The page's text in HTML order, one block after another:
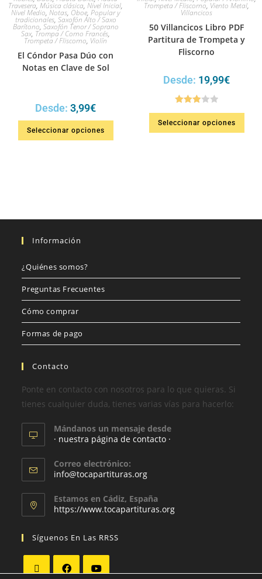
Travesera, Música clásica, Nivel Inicial,
Nivel Medio, Notas, Oboe, Popular y
tradicionales, Saxofón Alto / Saxo
Barítono, Saxofón Tenor / Soprano
Sax, Trompa / Corno Francés,
Trompeta / Fliscorno, Violín
El Cóndor Pasa Dúo con
Notas en Clave de Sol
Desde: 3,99€
Seleccionar opciones
Trompeta / Fliscorno, Viento Metal,
Villancicos
50 Villancicos Libro PDF
Partitura de Trompeta y
Fliscorno
Desde: 19,99€
Valorad
o en
Seleccionar opciones
Información
¿Quiénes somos?
Preguntas Frecuentes
Cómo comprar
Formas de pago
Contacto
Ponte en contacto con nosotros para lo que quieras. Si
tienes cualquier duda, tienes varias vías para hacerlo:
Mándanos un mensaje desde
· nuestra página de contacto ·
Correo electrónico:
info@tocapartituras.org
Estamos en Cádiz, España
https://www.tocapartituras.org
Síguenos En Las RRSS